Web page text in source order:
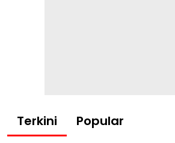
Terkini Popular